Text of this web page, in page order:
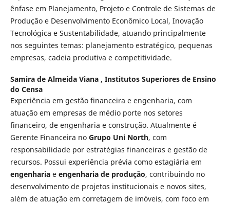
ênfase em Planejamento, Projeto e Controle de Sistemas de
Produção e Desenvolvimento Econômico Local, Inovação
Tecnológica e Sustentabilidade, atuando principalmente
nos seguintes temas: planejamento estratégico, pequenas
empresas, cadeia produtiva e competitividade.
Samira de Almeida Viana , Institutos Superiores de Ensino
do Censa
Experiência em gestão financeira e engenharia, com
atuação em empresas de médio porte nos setores
financeiro, de engenharia e construção. Atualmente é
Gerente Financeira no Grupo Uni North, com
responsabilidade por estratégias financeiras e gestão de
recursos. Possui experiência prévia como estagiária em
engenhariae engenharia de produção, contribuindo no
desenvolvimento de projetos institucionais e novos sites,
além de atuação em corretagem de imóveis, com foco em